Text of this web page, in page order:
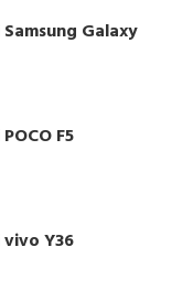
Galaxy
F5
Y36